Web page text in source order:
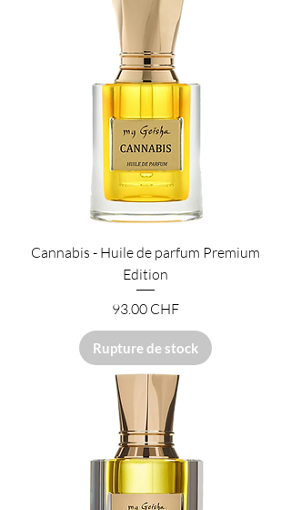
Cannabis - Huile de parfum Premium
Edition
Prix
93.00 CHF
Rupture de stock